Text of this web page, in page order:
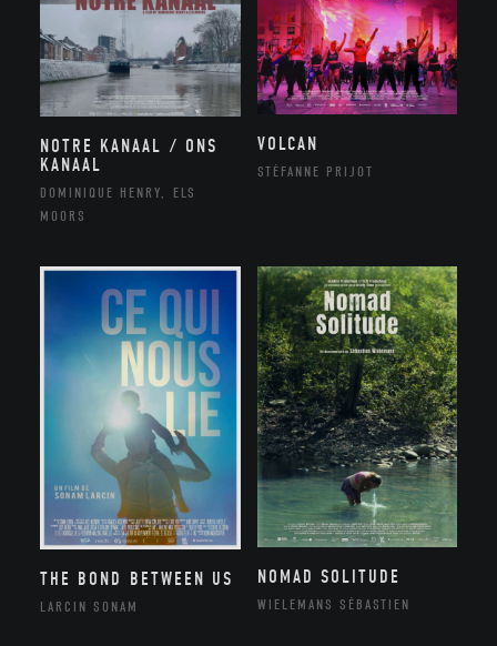
NOTRE KANAAL / ONS
KANAAL
DOMINIQUE HENRY, ELS
MOORS
VOLCAN
STÉFANNE PRIJOT
THE BOND BETWEEN US
LARCIN SONAM
NOMAD SOLITUDE
WIELEMANS SÉBASTIEN